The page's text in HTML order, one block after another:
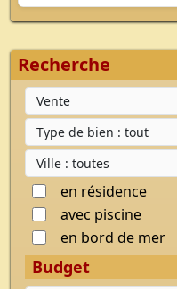
Recherche
Type d'offre
Type de bien
Ville
en résidence
avec piscine
en bord de mer
Budget